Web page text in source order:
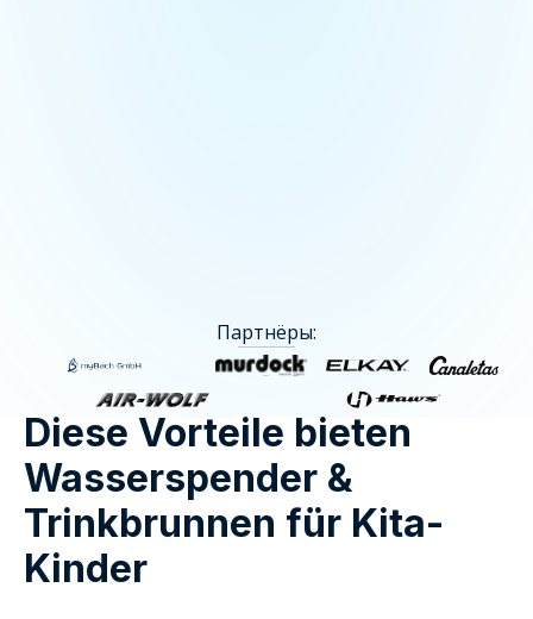
Партнёры:
Diese Vorteile bieten
Wasserspender &
Trinkbrunnen für Kita-
Kinder